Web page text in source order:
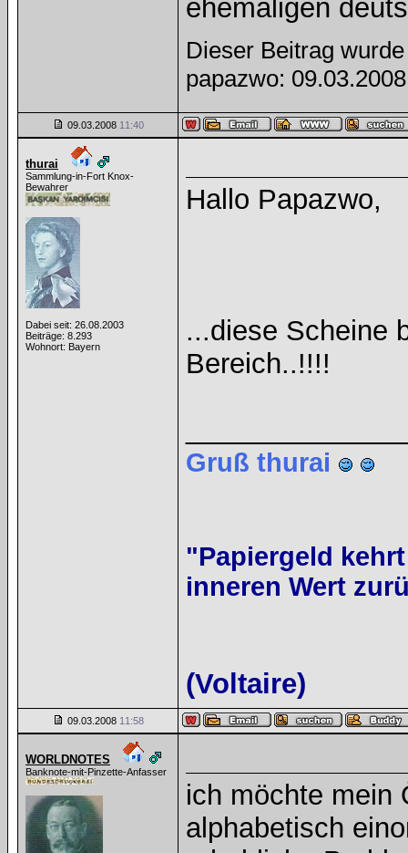
ehemaligen
Dieser Beitrag
papazwo:
09.03.2008 11:40
thurai
Sammlung-in-Fort Knox-
Bewahrer
Dabei seit: 26.08.2003
Beiträge: 8.293
Wohnort: Bayern
Hallo Papazwo,
...diese Scheine
Bereich..!!!!
Gruß thurai
"Papiergeld
inneren Wert
(Voltaire)
09.03.2008 11:58
WORLDNOTES
Banknote-mit-Pinzette-Anfasser
ich möchte mein
alphabetisch